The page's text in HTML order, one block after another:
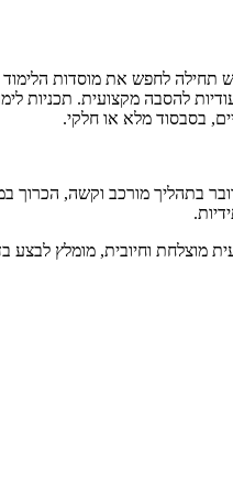
לחפש את מוסדות הלימוד
להסבה מקצועית.
בסבסוד מלא או חלקי.
בתהליך מורכב וקשה, הכרוך
וחיובית, מומלץ לבצע